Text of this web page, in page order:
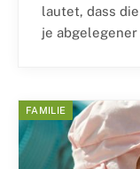
lautet, dass
je
FAMILIE